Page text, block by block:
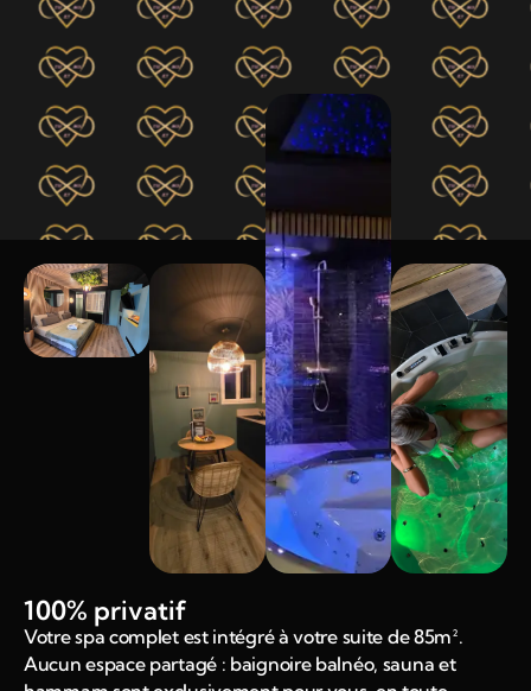
100% privatif
Votre spa complet est intégré à votre suite de 85m².
Aucun espace partagé : baignoire balnéo, sauna et